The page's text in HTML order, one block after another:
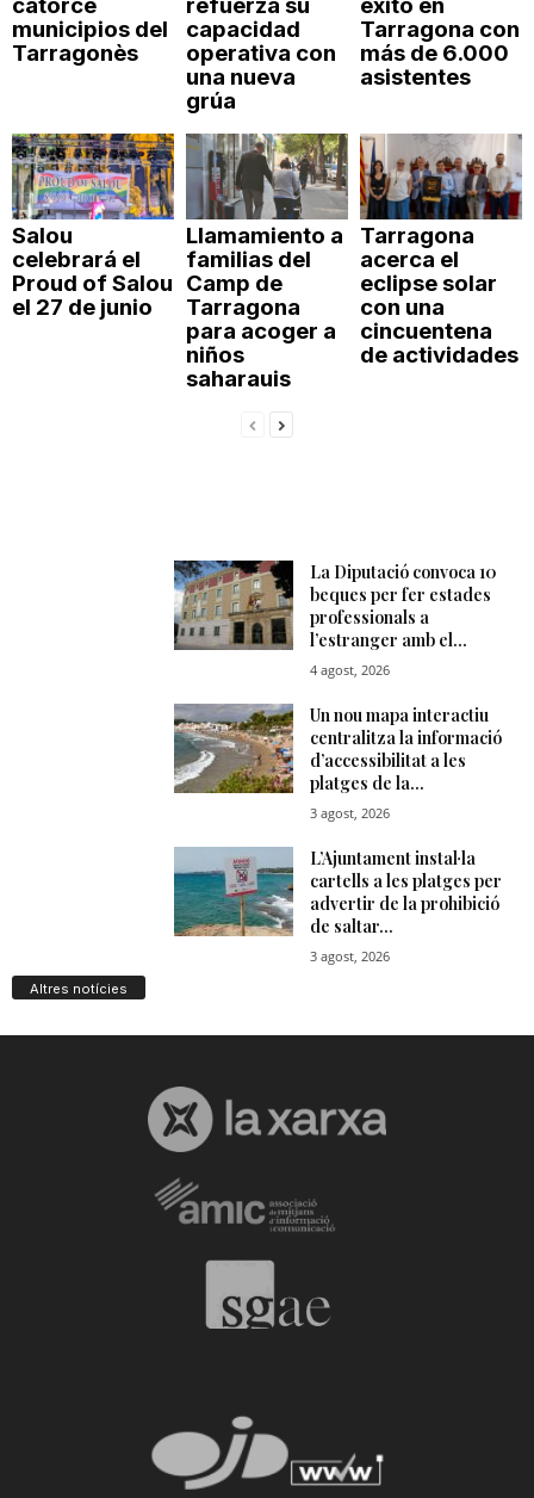
municipios del
Tarragonès
capacidad
operativa con
una nueva
grúa
Tarragona con
más de 6.000
asistentes
Salou
celebrará el
Proud of Salou
el 27 de junio
Llamamiento a
familias del
Camp de
Tarragona
para acoger a
niños
saharauis
Tarragona
acerca el
eclipse solar
con una
cincuentena
de actividades
Altres notícies